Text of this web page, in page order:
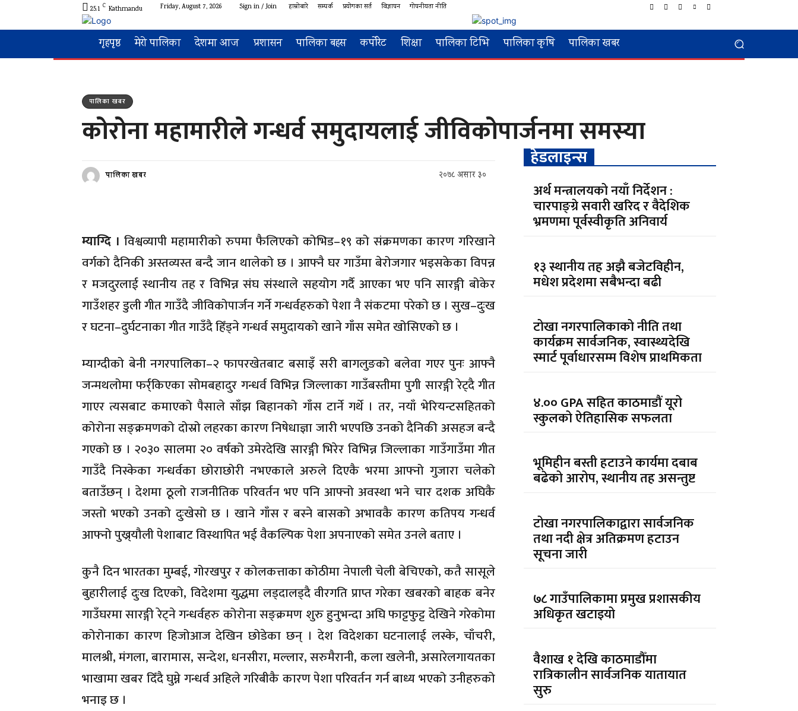
25.1 C Kathmandu Friday, August 7, 2026 Sign in / Join हाम्रोबारे सम्पर्क प्रयोगका सर्त विज्ञापन गोपनीयता नीति
गृहपृष्ठ मेरो पालिका देशमा आज प्रशासन पालिका बहस कर्पोरेट शिक्षा पालिका टिभि पालिका कृषि पालिका खबर
पालिका खबर
कोरोना महामारीले गन्धर्व समुदायलाई जीविकोपार्जनमा समस्या
पालिका खबर २०७८ असार ३०
म्याग्दि । विश्वव्यापी महामारीको रुपमा फैलिएको कोभिड–१९ को संक्रमणका कारण गरिखाने
वर्गको दैनिकी अस्तव्यस्त बन्दै जान थालेको छ । आफ्नै घर गाउँमा बेरोजगार भइसकेका विपन्न
र मजदुरलाई स्थानीय तह र विभिन्न संघ संस्थाले सहयोग गर्दै आएका भए पनि सारङ्गी बोकेर
गाउँशहर डुली गीत गाउँदै जीविकोपार्जन गर्ने गन्धर्वहरुको पेशा नै संकटमा परेको छ । सुख–दुःख
र घटना–दुर्घटनाका गीत गाउँदै हिँड्ने गन्धर्व समुदायको खाने गाँस समेत खोसिएको छ ।
म्याग्दीको बेनी नगरपालिका–२ फापरखेतबाट बसाइँ सरी बागलुङको बलेवा गएर पुनः आफ्नै
जन्मथलोमा फर्र्किएका सोमबहादुर गन्धर्व विभिन्न जिल्लाका गाउँबस्तीमा पुगी सारङ्गी रेट्दै गीत
गाएर त्यसबाट कमाएको पैसाले साँझ बिहानको गाँस टार्ने गर्थे । तर, नयाँ भेरियन्टसहितको
कोरोना सङ्क्रमणको दोस्रो लहरका कारण निषेधाज्ञा जारी भएपछि उनको दैनिकी असहज बन्दै
गएको छ । २०३० सालमा २० वर्षको उमेरदेखि सारङ्गी भिरेर विभिन्न जिल्लाका गाउँगाउँमा गीत
गाउँदै निस्केका गन्धर्वका छोराछोरी नभएकाले अरुले दिएकै भरमा आफ्नो गुजारा चलेको
बताउँछन् । देशमा ठूलो राजनीतिक परिवर्तन भए पनि आफ्नो अवस्था भने चार दशक अघिकै
जस्तो भएको उनको दुःखेसो छ । खाने गाँस र बस्ने बासको अभावकै कारण कतिपय गन्धर्व
आफ्नो पुख्र्यौली पेशाबाट विस्थापित भई वैकल्पिक पेशा अपनाएको समेत उनले बताए ।
कुनै दिन भारतका मुम्बई, गोरखपुर र कोलकत्ताका कोठीमा नेपाली चेली बेचिएको, कतै सासूले
बुहारीलाई दुःख दिएको, विदेशमा युद्धमा लड्दालड्दै वीरगति प्राप्त गरेका खबरको बाहक बनेर
गाउँघरमा सारङ्गी रेट्ने गन्धर्वहरु कोरोना सङ्क्रमण शुरु हुनुभन्दा अघि फाट्टफुट्ट देखिने गरेकोमा
कोरोनाका कारण हिजोआज देखिन छोडेका छन् । देश विदेशका घटनालाई लस्के, चाँचरी,
मालश्री, मंगला, बारामास, सन्देश, धनसीरा, मल्लार, सरुमैरानी, कला खलेनी, असारेलगायतका
भाखामा खबर दिँदै घुम्ने गन्धर्व अहिले गरिबीकै कारण पेशा परिवर्तन गर्न बाध्य भएको उनीहरुको
भनाइ छ ।
हेडलाइन्स
अर्थ मन्त्रालयको नयाँ निर्देशन :
चारपाङ्ग्रे सवारी खरिद र वैदेशिक
भ्रमणमा पूर्वस्वीकृति अनिवार्य
१३ स्थानीय तह अझै बजेटविहीन,
मधेश प्रदेशमा सबैभन्दा बढी
टोखा नगरपालिकाको नीति तथा
कार्यक्रम सार्वजनिक, स्वास्थ्यदेखि
स्मार्ट पूर्वाधारसम्म विशेष प्राथमिकता
४.०० GPA सहित काठमाडौं यूरो
स्कुलको ऐतिहासिक सफलता
भूमिहीन बस्ती हटाउने कार्यमा दबाब
बढेको आरोप, स्थानीय तह असन्तुष्ट
टोखा नगरपालिकाद्वारा सार्वजनिक
तथा नदी क्षेत्र अतिक्रमण हटाउन
सूचना जारी
७८ गाउँपालिकामा प्रमुख प्रशासकीय
अधिकृत खटाइयो
वैशाख १ देखि काठमाडौँमा
रात्रिकालीन सार्वजनिक यातायात
सुरु